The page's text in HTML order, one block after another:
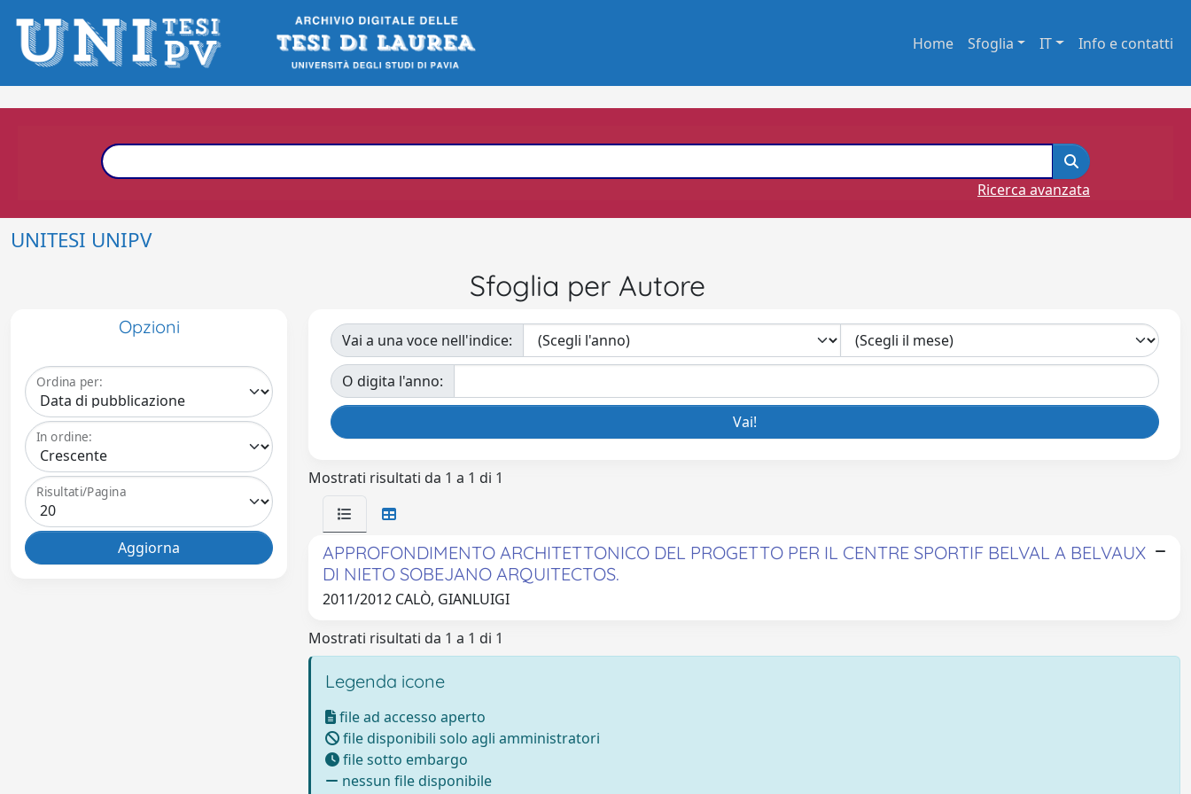
Home Sfoglia IT Info e contatti
Ricerca avanzata
UNITESI UNIPV
Sfoglia per Autore
Opzioni
Ordina per:
In ordine:
Risultati/Pagina
Vai a una voce nell'indice:
O digita l'anno:
Mostrati risultati da 1 a 1 di 1
APPROFONDIMENTO ARCHITETTONICO DEL PROGETTO PER IL CENTRE SPORTIF BELVAL A BELVAUX
DI NIETO SOBEJANO ARQUITECTOS.
2011/2012 CALÒ, GIANLUIGI
Mostrati risultati da 1 a 1 di 1
Legenda icone
file ad accesso aperto
file disponibili solo agli amministratori
file sotto embargo
nessun file disponibile